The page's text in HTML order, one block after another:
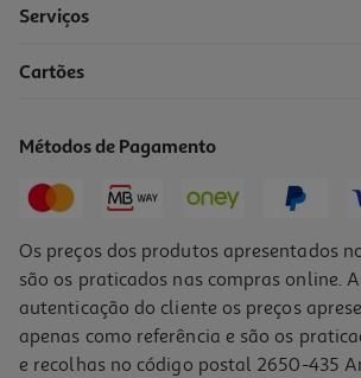
19,45 € PVP de editor
Serviços
Cartões
Métodos de Pagamento
Os preços dos produtos apresentados
são os praticados nas compras online.
autenticação do cliente os preços
apenas como referência e são os
e recolhas no código postal 2650-435